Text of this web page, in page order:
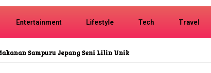
Entertainment Lifestyle Tech Travel
Jepang Seni Lilin UnikTren Lagu Centil: Afirmasi Diri Cewek Gen Z